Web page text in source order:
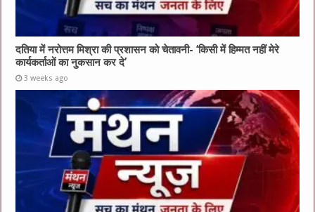
दतिया में नरोत्तम मिश्रा की प्रशासन को चेतावनी- ‘किसी में हिम्मत नहीं मेरे
कार्यकर्ताओं का नुकसान कर दे’
3 weeks ago